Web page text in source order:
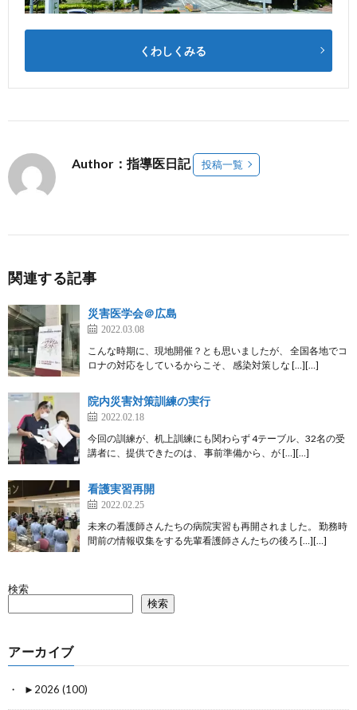
くわしくみる
Author：指導医日記 投稿一覧
関連する記事
災害医学会＠広島
2022.03.08
こんな時期に、現地開催？とも思いましたが、 全国各地でコ
ロナの対応をしているからこそ、 感染対策しな […][…]
院内災害対策訓練の実行
2022.02.18
今回の訓練が、机上訓練にも関わらず 4テーブル、32名の受
講者に、提供できたのは、 事前準備から、が […][…]
看護実習再開
2022.02.25
未来の看護師さんたちの病院実習も再開されました。 勤務時
間前の情報収集をする先輩看護師さんたちの後ろ […][…]
検索
検索
アーカイブ
► 2026 (100)